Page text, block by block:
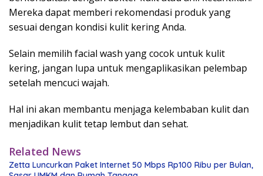
Mereka dapat memberi rekomendasi produk yang
sesuai dengan kondisi kulit kering Anda.
Selain memilih facial wash yang cocok untuk kulit
kering, jangan lupa untuk mengaplikasikan pelembap
setelah mencuci wajah.
Hal ini akan membantu menjaga kelembaban kulit dan
menjadikan kulit tetap lembut dan sehat.
Related News
Zetta Luncurkan Paket Internet 50 Mbps Rp100 Ribu per Bulan,